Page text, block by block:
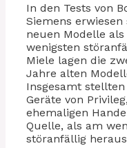
In den Tests von
Siemens erwiesen
neuen Modelle als
wenigsten
Miele lagen die
Jahre alten
Insgesamt
Geräte von
ehemaligen
Quelle, als am
störanfällig